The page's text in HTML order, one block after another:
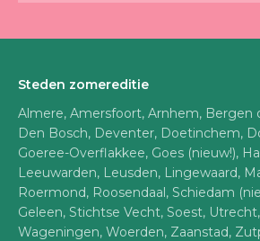
Steden zomereditie
Almere, Amersfoort, Arnhem, Bergen
Den Bosch, Deventer, Doetinchem,
Goeree-Overflakkee, Goes (nieuw!),
Leeuwarden, Leusden, Lingewaard,
Roermond, Roosendaal, Schiedam
Geleen, Stichtse Vecht, Soest,
Wageningen, Woerden, Zaanstad,